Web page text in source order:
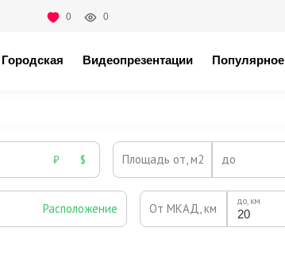
0 0
Городская Видеопрезентации Популярное
₽ $ Площадь от, м2 до
Расположение От МКАД, км до, км